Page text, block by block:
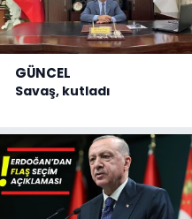
GÜNCEL
Savaş, kutladı